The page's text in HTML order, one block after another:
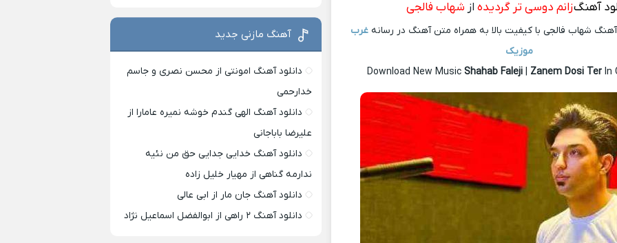
آهنگزانم دوسی تر گردیدهاز شهاب فالجی
شهاب فالجی با کیفیت بالا به همراه متن آهنگ در رسانه غرب
موزیک
Download New Music Shahab Faleji| Zanem Dosi TerIn
آهنگ مازنی جدید
دانلود آهنگ امونتی از محسن نصری و جاسم
خدارحمی
دانلود آهنگ الهی گندم خوشه نمیره عامارا از
علیرضا باباجانی
دانلود آهنگ خدایی جدایی حق من نئیه
ندارمه گناهی از مهیار خلیل زاده
دانلود آهنگ جان مار از ابی عالی
دانلود آهنگ ۲ راهی از ابوالفضل اسماعیل نژاد